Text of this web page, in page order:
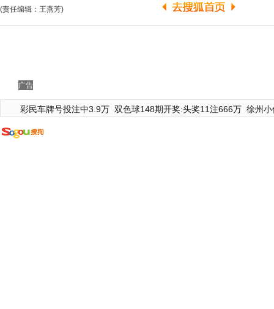
(责任编辑：王燕芳)
广告
彩民车牌号投注中3.9万 双色球148期开奖:头奖11注666万 徐州